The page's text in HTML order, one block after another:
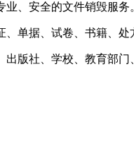
、安全的文件销毁服务
单据、试卷、书籍、
版社、学校、教育部